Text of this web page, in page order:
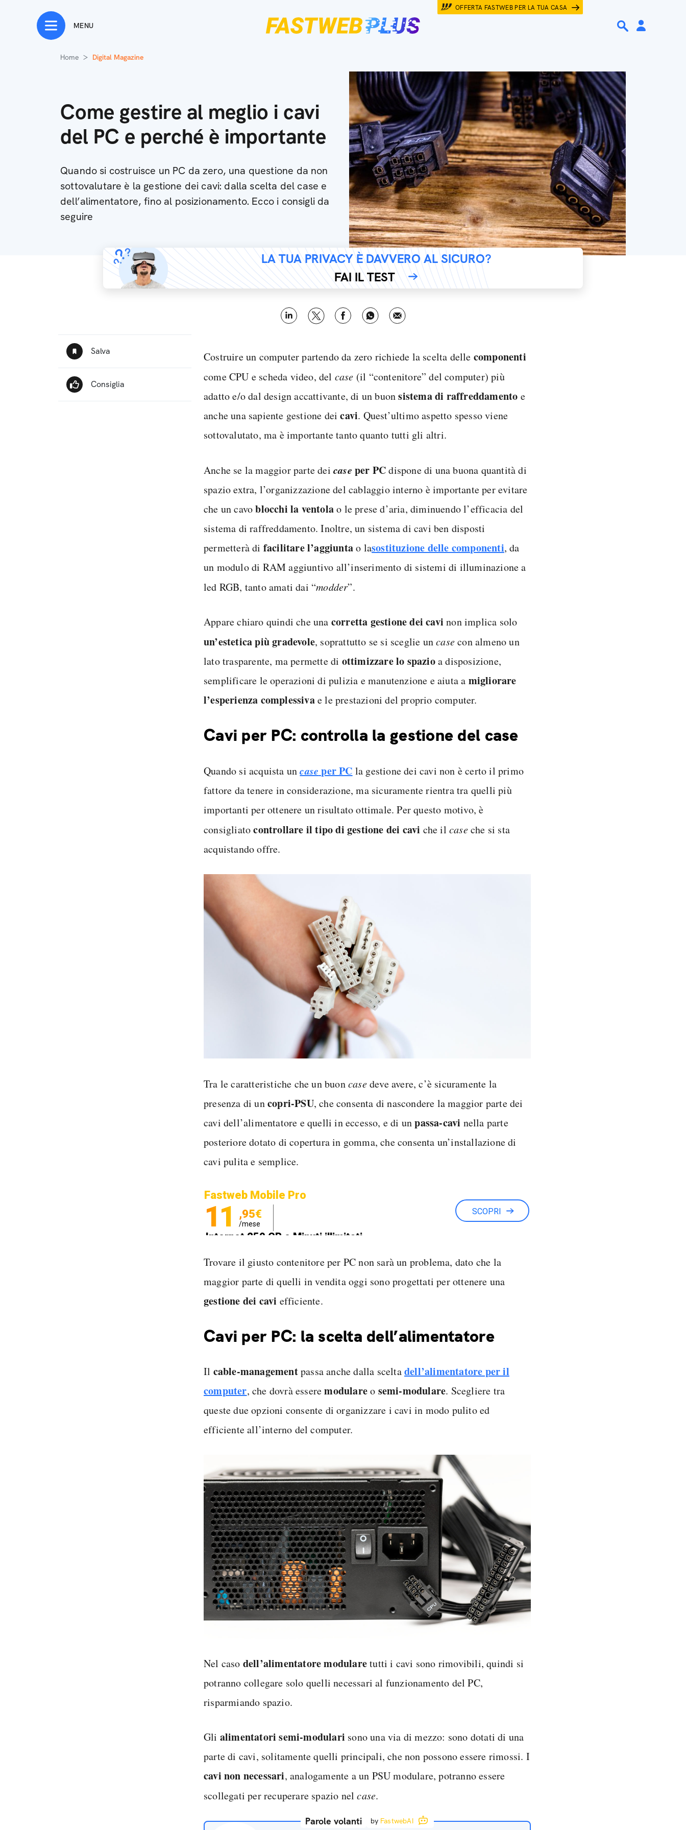
OFFERTA FASTWEB PER LA TUA CASA
MENU
Home Digital Magazine
Come gestire al meglio i cavi
del PC e perché è importante
Quando si costruisce un PC da zero, una questione da non
sottovalutare è la gestione dei cavi: dalla scelta del case e
dell’alimentatore, fino al posizionamento. Ecco i consigli da
seguire
LA TUA PRIVACY È DAVVERO AL SICURO?
FAI IL TEST
Costruire un computer partendo da zero richiede la scelta delle componenti
come CPU e scheda video, del case (il “contenitore” del computer) più
adatto e/o dal design accattivante, di un buonsistema di raffreddamento e
anche una sapiente gestione deicavi. Quest’ultimo aspetto spesso viene
sottovalutato, ma è importante tanto quanto tutti gli altri.
Anche se la maggior parte dei case per PCdispone di una buona quantità di
spazio extra, l’organizzazione del cablaggio interno è importante per evitare
che un cavoblocchi la ventolao le prese d’aria, diminuendo l’efficacia del
sistema di raffreddamento. Inoltre, un sistema di cavi ben disposti
permetterà di facilitare l’aggiuntao lasostituzione delle componenti, da
un modulo di RAM aggiuntivo all’inserimento di sistemi di illuminazione a
led RGB, tanto amati dai “modder”.
Appare chiaro quindi che una corretta gestione dei cavi non implica solo
un’estetica più gradevole, soprattutto se si sceglie uncasecon almeno un
lato trasparente, ma permette di ottimizzare lo spazioa disposizione,
semplificare le operazioni di pulizia e manutenzione e aiuta a migliorare
l’esperienza complessivae le prestazioni del proprio computer.
Cavi per PC: controlla la gestione del case
Quando si acquista uncase per PC la gestione dei cavi non è certo il primo
fattore da tenere in considerazione, ma sicuramente rientra tra quelli più
importanti per ottenere un risultato ottimale. Per questo motivo, è
consigliatocontrollare il tipo di gestione dei cavi che ilcaseche si sta
acquistando offre.
Tra le caratteristiche che un buoncasedeve avere, c’è sicuramente la
presenza di uncopri-PSU, che consenta di nascondere la maggior parte dei
cavi dell’alimentatore e quelli in eccesso, e di unpassa-cavi nella parte
posteriore dotato di copertura in gomma, che consenta un’installazione di
cavi pulita e semplice.
Fastweb Mobile Pro
11 ,95€
/mese
Internet 250 GB e Minuti illimitati
SCOPRI
Trovare il giusto contenitore per PC non sarà un problema, dato che la
maggior parte di quelli in vendita oggi sono progettati per ottenere una
gestione dei cavi efficiente.
Cavi per PC: la scelta dell’alimentatore
Il cable-managementpassa anche dalla sceltadell’alimentatore per il
computer, che dovrà esseremodulareo semi-modulare. Scegliere tra
queste due opzioni consente di organizzare i cavi in modo pulito ed
efficiente all’interno del computer.
Nel caso dell’alimentatore modularetutti i cavi sono rimovibili, quindi si
potranno collegare solo quelli necessari al funzionamento del PC,
risparmiando spazio.
Gli alimentatori semi-modulari sono una via di mezzo: sono dotati di una
parte di cavi, solitamente quelli principali, che non possono essere rimossi. I
cavi non necessari, analogamente a un PSU modulare, potranno essere
scollegati per recuperare spazio nelcase.
Parole volanti by FastwebAI